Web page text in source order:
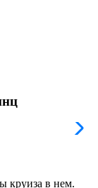
круиза в нем.